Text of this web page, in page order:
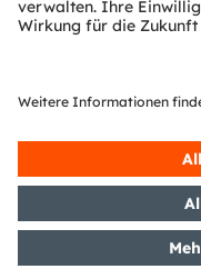
© 2026 ams-OSRAM
Datenschutzerklärung
ImpressumCookie